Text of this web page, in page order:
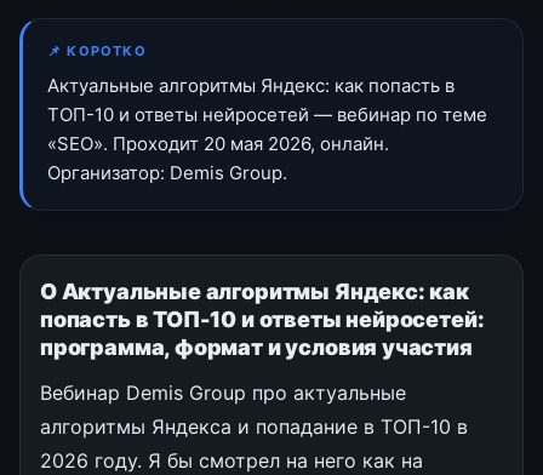
📌 КОРОТКО
Актуальные алгоритмы Яндекс: как попасть в
ТОП-10 и ответы нейросетей — вебинар по теме
«SEO». Проходит 20 мая 2026, онлайн.
Организатор: Demis Group.
О Актуальные алгоритмы Яндекс: как
попасть в ТОП-10 и ответы нейросетей:
программа, формат и условия участия
Вебинар Demis Group про актуальные
алгоритмы Яндекса и попадание в ТОП-10 в
2026 году. Я бы смотрел на него как на